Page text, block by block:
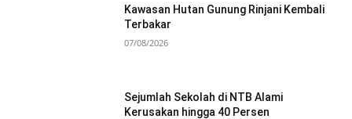
Kawasan Hutan Gunung Rinjani Kembali
Terbakar
07/08/2026
Sejumlah Sekolah di NTB Alami
Kerusakan hingga 40 Persen